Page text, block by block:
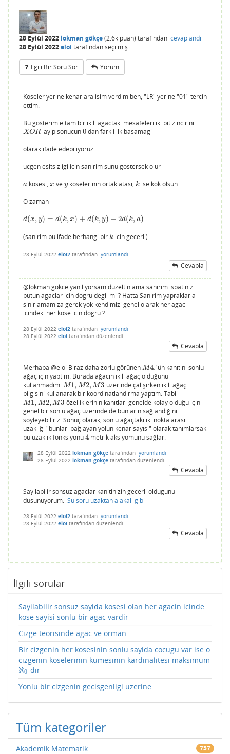
28 Eylül 2022 lokman gökçe(2.6k puan) tarafından cevaplandı
28 Eylül 2022eloi tarafındanseçilmiş
Ilgili Bir Soru Sor Yorum
Koseler yerine kenarlara isim verdim ben, "LR" yerine "01" tercih
ettim.
Bu gosterimle tam bir ikili agactaki mesafeleri iki bit zincirini
XOR
XOR layip sonucun0
0dan farkli ilk basamagi
olarak ifade edebiliyoruz
ucgen esitsizligi icin sanirim sunu gostersek olur
a
a kosesi,x
x ve y
ykoselerinin ortak atasi,k
k ise kok olsun.
O zaman
d(x, y) = d(k, x) + d(k, y) − 2d(k, a)
d(x,y =d k,x )+d(k,y)− 2d (k,a)
(sanirim bu ifade herhangi bir k
k icin gecerli)
28 Eylül 2022 eloi2 tarafından yorumlandı
Cevapla
@lokman.gokce yaniliyorsam duzeltin ama sanirim ispatiniz
butun agaclar icin dogru degil mi ? Hatta Sanirim yapraklarla
sinirlamamiza gerek yok kendimizi genel olarak her agac
icindeki her kose icin dogru ?
28 Eylül 2022 eloi2 tarafından yorumlandı
28 Eylül 2022 eloi tarafından düzenlendi
Cevapla
Merhaba @eloi Biraz daha zorlu görünen M4.
M4. 'ün kanıtını sonlu
ağaç için yaptım. Burada ağacın ikili ağaç olduğunu
kullanmadım. M1, M2, M3
M1,M2,M3
üzerinde çalışırken ikili ağaç
bilgisini kullanarak bir koordinatlandırma yaptım. Tabii
M1, M2, M3
M1,M2,M3
özelliklerinin kanıtları genelde kolay olduğu için
genel bir sonlu ağaç üzerinde de bunların sağlandığını
söyleyebiliriz. Sonuç olarak, sonlu ağaçtaki iki nokta arası
uzaklığı "bunları bağlayan yolun kenar sayısı" olarak tanımlarsak
bu uzaklık fonksiyonu4
4 metrik aksiyomunu sağlar.
28 Eylül 2022 lokman gökçe tarafından yorumlandı
28 Eylül 2022 lokman gökçe tarafından düzenlendi
Cevapla
Sayilabilir sonsuz agaclar kanitinizin gecerli oldugunu
dusunuyorum. Su soru uzaktan alakali gibi
28 Eylül 2022 eloi2 tarafından yorumlandı
28 Eylül 2022 eloi tarafından düzenlendi
Cevapla
İlgili sorular
Sayilabilir sonsuz sayida kosesi olan her agacin icinde
kose sayisi sonlu bir agac vardir
Cizge teorisinde agac ve orman
Bir cizgenin her kosesinin sonlu sayida cocugu var ise o
cizgenin koselerinin kumesinin kardinalitesi maksimum
ℵ0
ℵ0 dir
Yonlu bir cizgenin gecisgenligi uzerine
Tüm kategoriler
Akademik Matematik 737